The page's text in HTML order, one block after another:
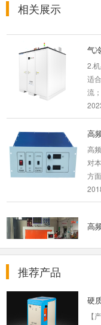
相关展示
气
2.
适
流；
高
高
对
方面
高
电
大
推荐产品
硬
【